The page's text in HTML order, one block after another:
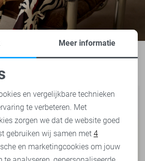
waard
cookies
cookies
Meer informatie
en vergelijkbare technieken
te verbeteren. Met
zorgen we dat de website goed
gebruiken wij samen met 4
en marketingcookies om jouw